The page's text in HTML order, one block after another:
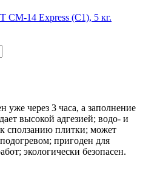
СМ-14 Express (C1), 5 кг.
уже через 3 часа, а заполнение
высокой адгезией; водо- и
сползанию плитки; может
пригоден для
экологически безопасен.